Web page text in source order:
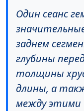
Один сеанс
заднем
глубины
толщины
длины, а
между этими